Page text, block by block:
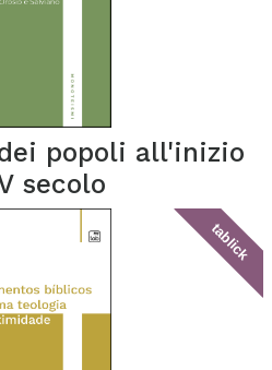
popoli all'inizio
secolo
tablick